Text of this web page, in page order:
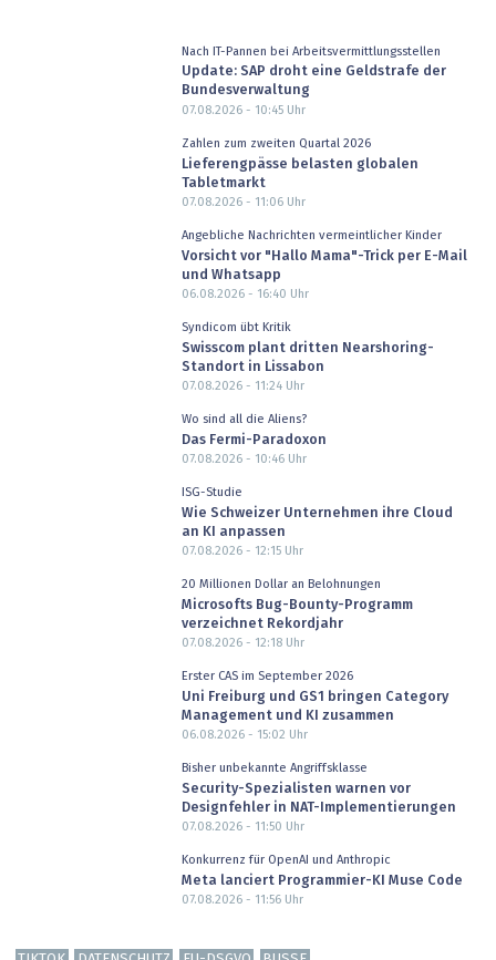
Nach IT-Pannen bei Arbeitsvermittlungsstellen
Update: SAP droht eine Geldstrafe der
Bundesverwaltung
07.08.2026 - 10:45Uhr
Zahlen zum zweiten Quartal 2026
Lieferengpässe belasten globalen
Tabletmarkt
07.08.2026 - 11:06Uhr
Angebliche Nachrichten vermeintlicher Kinder
Vorsicht vor "Hallo Mama"-Trick per E-Mail
und Whatsapp
06.08.2026 - 16:40 Uhr
Syndicom übt Kritik
Swisscom plant dritten Nearshoring-
Standort in Lissabon
07.08.2026 - 11:24Uhr
Wo sind all die Aliens?
Das Fermi-Paradoxon
07.08.2026 - 10:46Uhr
ISG-Studie
Wie Schweizer Unternehmen ihre Cloud
an KI anpassen
07.08.2026 - 12:15Uhr
20 Millionen Dollar an Belohnungen
Microsofts Bug-Bounty-Programm
verzeichnet Rekordjahr
07.08.2026 - 12:18Uhr
Erster CAS im September 2026
Uni Freiburg und GS1 bringen Category
Management und KI zusammen
06.08.2026 - 15:02 Uhr
Bisher unbekannte Angriffsklasse
Security-Spezialisten warnen vor
Designfehler in NAT-Implementierungen
07.08.2026 - 11:50 Uhr
Konkurrenz für OpenAI und Anthropic
Meta lanciert Programmier-KI Muse Code
07.08.2026 - 11:56Uhr